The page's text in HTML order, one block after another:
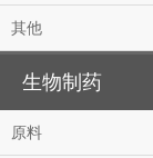
其他
生物制药
原料